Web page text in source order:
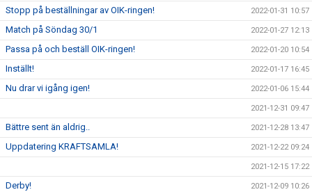
Stopp på beställningar av OIK-ringen! 2022-01-31 10:57
Match på Söndag 30/1 2022-01-27 12:13
Passa på och beställ OIK-ringen! 2022-01-20 10:54
Inställt! 2022-01-17 16:45
Nu drar vi igång igen! 2022-01-06 15:44
2021-12-31 09:47
Bättre sent än aldrig.. 2021-12-28 13:47
Uppdatering KRAFTSAMLA! 2021-12-22 09:24
2021-12-15 17:22
Derby! 2021-12-09 10:26